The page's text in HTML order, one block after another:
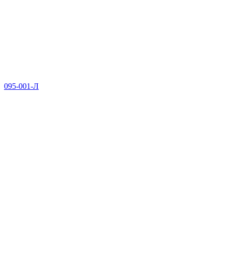
095-001-Л